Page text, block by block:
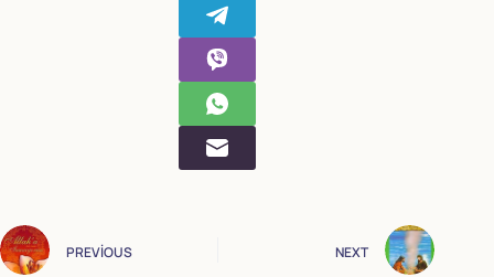
PREVIOUS NEXT